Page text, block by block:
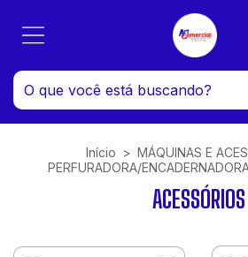
Início > MÁQUINAS E
PERFURADORA/
ACESSÓRIOS